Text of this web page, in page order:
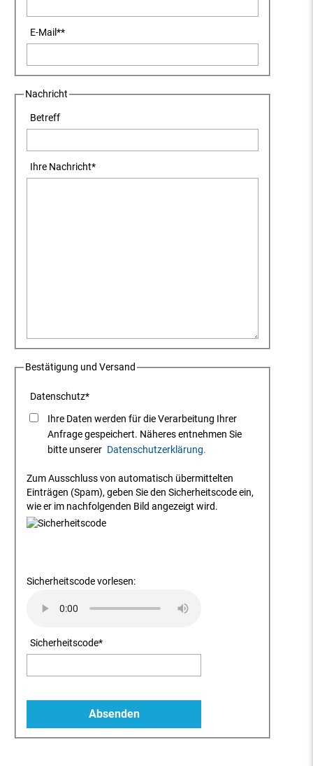
E-Mail**
Nachricht
Betreff
Ihre Nachricht*
Bestätigung und Versand
Datenschutz*
Ihre Daten werden für die Verarbeitung Ihrer
Anfrage gespeichert. Näheres entnehmen Sie
bitte unserer Datenschutzerklärung.
Zum Ausschluss von automatisch übermittelten
Einträgen (Spam), geben Sie den Sicherheitscode ein,
wie er im nachfolgenden Bild angezeigt wird.
Sicherheitscode vorlesen:
Sicherheitscode*